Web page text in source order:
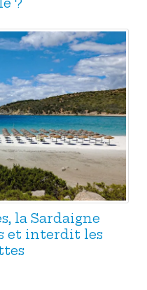
la Sardaigne
et interdit les